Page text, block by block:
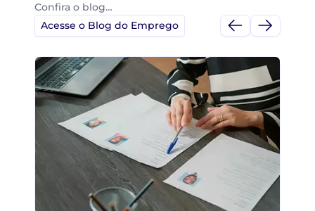
Confira o blog…
Acesse o Blog do Emprego